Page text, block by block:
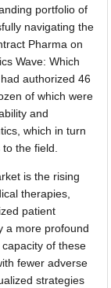
portfolio of
navigating the
Pharma on
Wave: Which
authorized 46
of which were
and
which in turn
the field.
is the rising
therapies,
patient
a more profound
of these
fewer adverse
strategies